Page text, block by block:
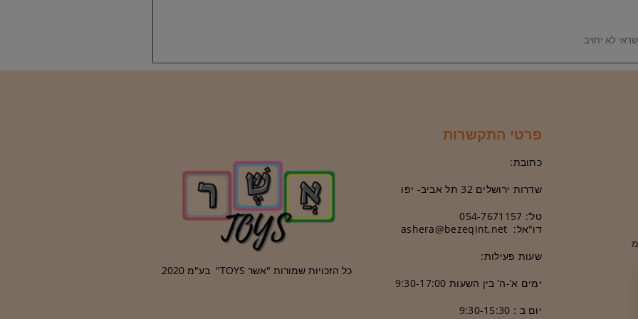
לא יחויב
פרטי התקשרות
כתובת:
שדרות ירושלים 32 תל אביב- יפו
טל’: 054-7671157
דו"אל: ashera@bezeqint.net
שעות פעילות:
ימים א’-ה’ בין השעות 9:30-17:00
יום ב : 9:30-15:30
כל הזכויות שמורות "אשר TOYS" בע"מ 2020